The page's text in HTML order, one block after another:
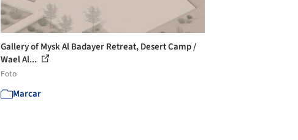
Gallery of Mysk Al Badayer Retreat, Desert Camp /
Wael Al...
Foto
Marcar